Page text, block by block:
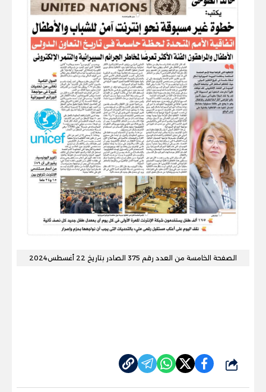
الصفحة الخامسة من العدد رقم 375 الصادر بتاريخ 22 أغسطس2024
شارك